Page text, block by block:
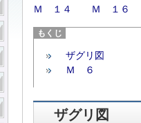
Ｍ １４
Ｍ １６
ザグリ図
Ｍ ６
ザグリ図